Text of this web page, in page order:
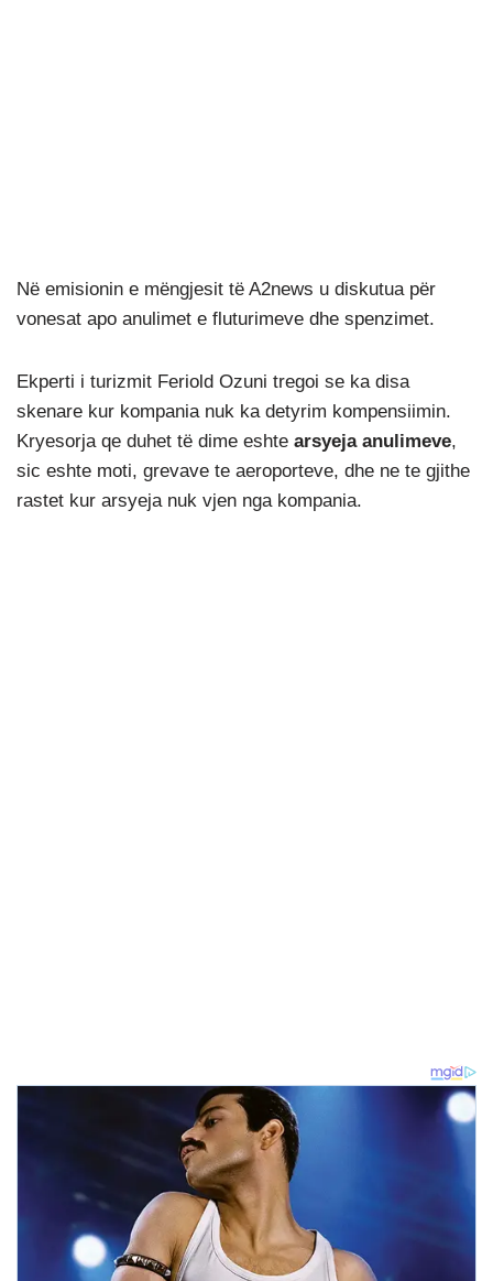
Në emisionin e mëngjesit të A2news u diskutua për
vonesat apo anulimet e fluturimeve dhe spenzimet.
Ekperti i turizmit Feriold Ozuni tregoi se ka disa
skenare kur kompania nuk ka detyrim kompensiimin.
Kryesorja qe duhet të dime eshte arsyeja anulimeve,
sic eshte moti, grevave te aeroporteve, dhe ne te gjithe
rastet kur arsyeja nuk vjen nga kompania.